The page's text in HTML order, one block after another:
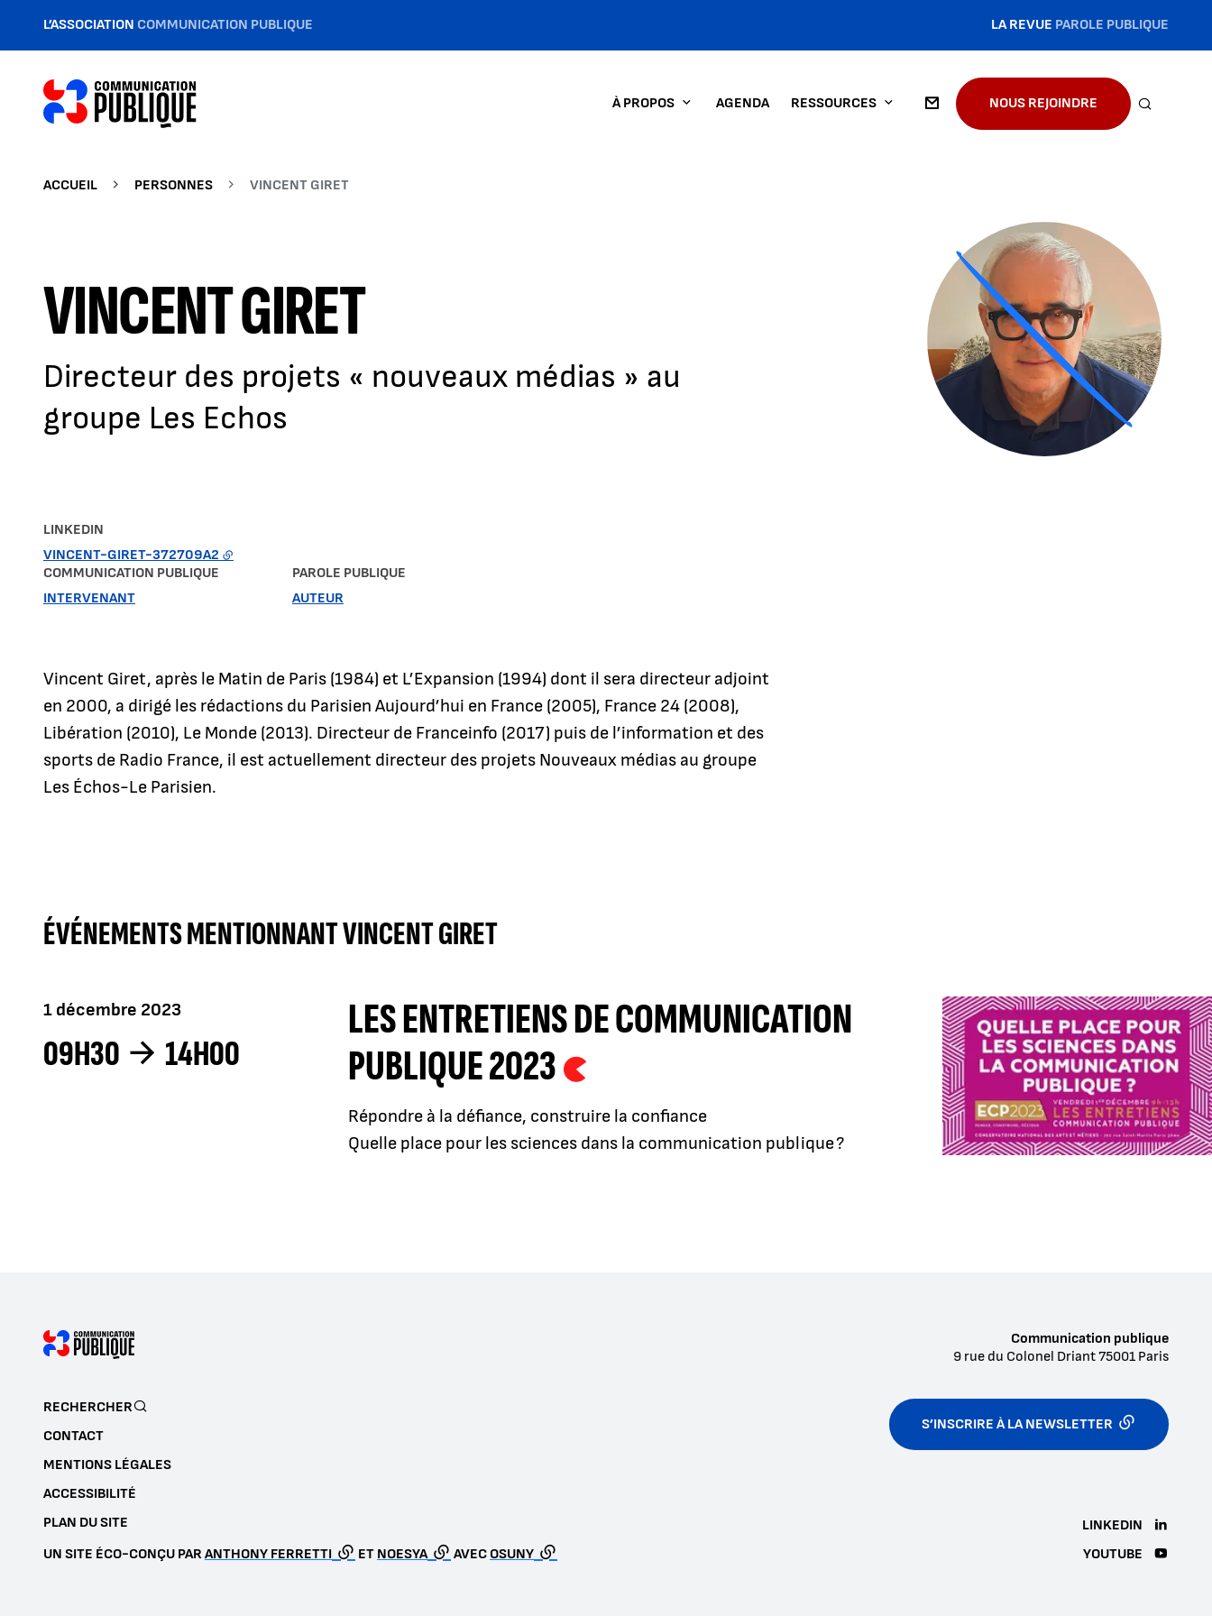
L’ASSOCIATION COMMUNICATION PUBLIQUE LA REVUE PAROLE PUBLIQUE
À PROPOS AGENDA RESSOURCES NOUS REJOINDRE
ACCUEIL PERSONNES VINCENT GIRET
VINCENT GIRET
Directeur des projets « nouveaux médias » au
groupe Les Echos
Agrandir
COMMUNICATION PUBLIQUE
INTERVENANT
PAROLE PUBLIQUE
AUTEUR
LINKEDIN
VINCENT-GIRET-372709A2
Vincent Giret, après le Matin de Paris (1984) et L’Expansion (1994) dont il sera directeur adjoint
en 2000, a dirigé les rédactions du Parisien Aujourd’hui en France (2005), France 24 (2008),
Libération (2010), Le Monde (2013). Directeur de Franceinfo (2017) puis de l’information et des
sports de Radio France, il est actuellement directeur des projets Nouveaux médias au groupe
Les Échos-Le Parisien.
ÉVÉNEMENTS MENTIONNANT VINCENT GIRET
LES ENTRETIENS DE COMMUNICATION
PUBLIQUE 2023
1 décembre 2023
09H30 14H00
Répondre à la défiance, construire la confiance
Quelle place pour les sciences dans la communication publique ?
Communication publique
9 rue du Colonel Driant75001 Paris
S’INSCRIRE À LA NEWSLETTER
LINKEDIN
YOUTUBE
RECHERCHER
CONTACT
MENTIONS LÉGALES
ACCESSIBILITÉ
PLAN DU SITE
UN SITE ÉCO-CONÇU PARANTHONY FERRETTI ET NOESYA AVEC OSUNY